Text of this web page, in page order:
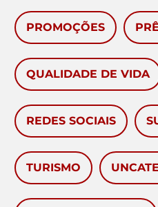
PROMOÇÕES
QUALIDADE DE VIDA
REDES SOCIAIS
TURISMO